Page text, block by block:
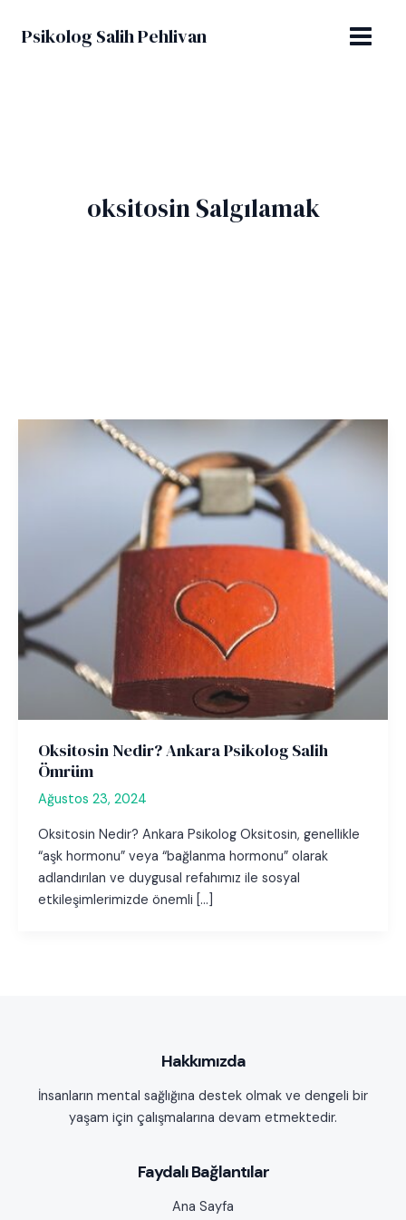
atlaPsikolog Salih Pehlivan
MENU
oksitosin Salgılamak
Oksitosin Nedir? Ankara Psikolog Salih
Ömrüm
Ağustos 23, 2024
Oksitosin Nedir? Ankara Psikolog Oksitosin, genellikle
“aşk hormonu” veya “bağlanma hormonu” olarak
adlandırılan ve duygusal refahımız ile sosyal
etkileşimlerimizde önemli […]
Hakkımızda
İnsanların mental sağlığına destek olmak ve dengeli bir
yaşam için çalışmalarına devam etmektedir.
Faydalı Bağlantılar
Ana Sayfa